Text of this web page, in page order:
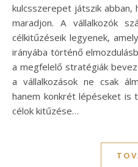
kulcsszerepet játszik abban,
maradjon. A vállalkozók
célkitűzéseik legyenek,
irányába történő
a megfelelő stratégiák
a vállalkozások ne csak
hanem konkrét lépéseket is
célok kitűzése…